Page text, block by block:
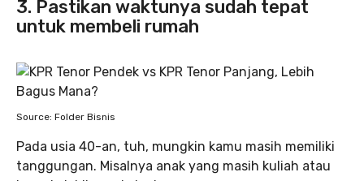
3. Pastikan waktunya sudah tepat
untuk membeli rumah
Source: Folder Bisnis
Pada usia 40-an, tuh, mungkin kamu masih memiliki
tanggungan. Misalnya anak yang masih kuliah atau